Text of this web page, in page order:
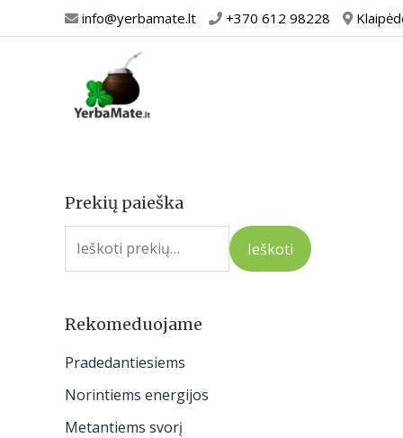
prie
info@yerbamate.lt +370 612 98228
Prekių paieška
I
e
o
:
Ieškoti
Rekomeduojame
Pradedantiesiems
Norintiems energijos
Metantiems svorį